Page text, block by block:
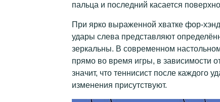
пальца и последний касается
При ярко выраженной хватке фор-
удары слева представляют
зеркальны. В современном
прямо во время игры, в зависимости
значит, что теннисист после каждого
изменения присутствуют.